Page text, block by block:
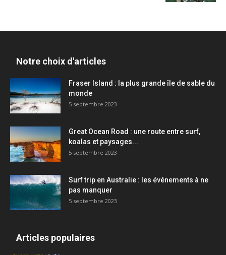
Notre choix d'articles
Fraser Island : la plus grande île de sable du
monde
5 septembre 2023
Great Ocean Road : une route entre surf,
koalas et paysages...
5 septembre 2023
Surf trip en Australie : les événements à ne
pas manquer
5 septembre 2023
Articles populaires